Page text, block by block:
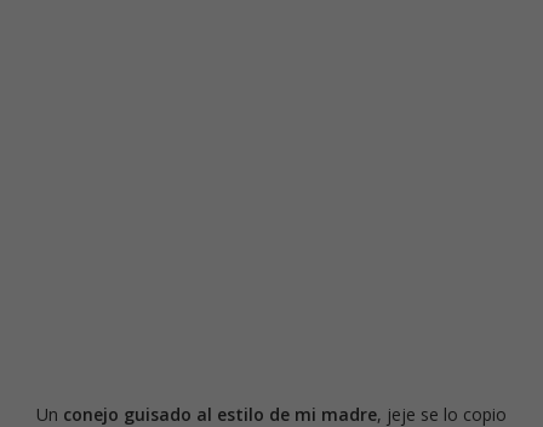
Un conejo guisado al estilo de mi madre, jeje se lo copio